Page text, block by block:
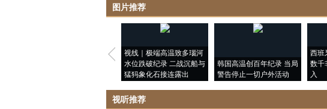
图片推荐
视线｜极端高温致多瑙河
水位跌破纪录 二战沉船与
猛犸象化石接连露出
韩国高温创百年纪录 当局
警告停止一切户外活动
西班
数千
入
视听推荐